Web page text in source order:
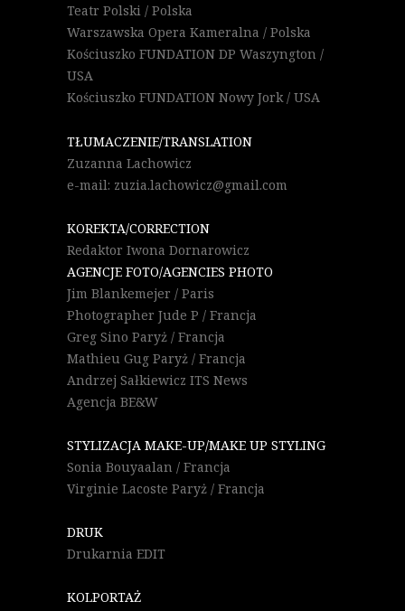
Teatr Polski / Polska
Warszawska Opera Kameralna / Polska
Kościuszko FUNDATION DP Waszyngton /
USA
Kościuszko FUNDATION Nowy Jork / USA
TŁUMACZENIE/TRANSLATION
Zuzanna Lachowicz
e-mail: zuzia.lachowicz@gmail.com
KOREKTA/CORRECTION
Redaktor Iwona Dornarowicz
AGENCJE FOTO/AGENCIES PHOTO
Jim Blankemejer / Paris
Photographer Jude P / Francja
Greg Sino Paryż / Francja
Mathieu Gug Paryż / Francja
Andrzej Sałkiewicz ITS News
Agencja BE&W
STYLIZACJA MAKE-UP/MAKE UP STYLING
Sonia Bouyaalan / Francja
Virginie Lacoste Paryż / Francja
DRUK
Drukarnia EDIT
KOLPORTAŻ